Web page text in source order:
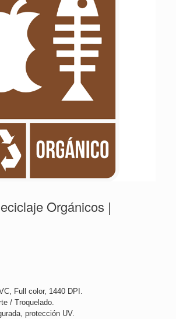
Orgánicos |
Full color, 1440 DPI.
/ Troquelado.
protección UV.